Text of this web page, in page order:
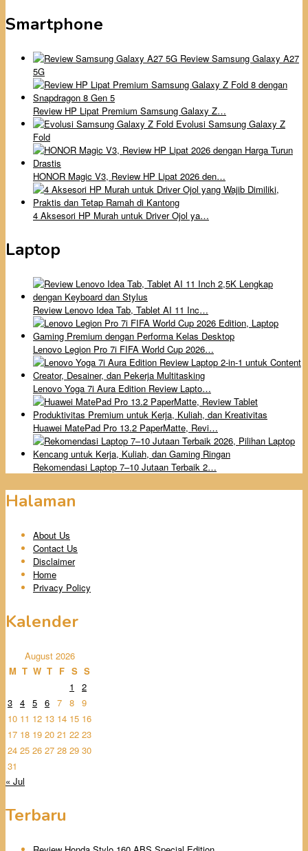
Smartphone
Review Samsung Galaxy A27
5G
Review HP Lipat Premium Samsung Galaxy Z…
Evolusi Samsung Galaxy Z
Fold
HONOR Magic V3, Review HP Lipat 2026 den…
4 Aksesori HP Murah untuk Driver Ojol ya…
Laptop
Review Lenovo Idea Tab, Tablet AI 11 Inc…
Lenovo Legion Pro 7i FIFA World Cup 2026…
Lenovo Yoga 7i Aura Edition Review Lapto…
Huawei MatePad Pro 13.2 PaperMatte, Revi…
Rekomendasi Laptop 7–10 Jutaan Terbaik 2…
Halaman
About Us
Contact Us
Disclaimer
Home
Privacy Policy
Kalender
August 2026
M T W T F S S
1
2
3 4 5 6 7 8 9
10 11 12 13 14 15 16
17 18 19 20 21 22 23
24 25 26 27 28 29 30
31
« Jul
Terbaru